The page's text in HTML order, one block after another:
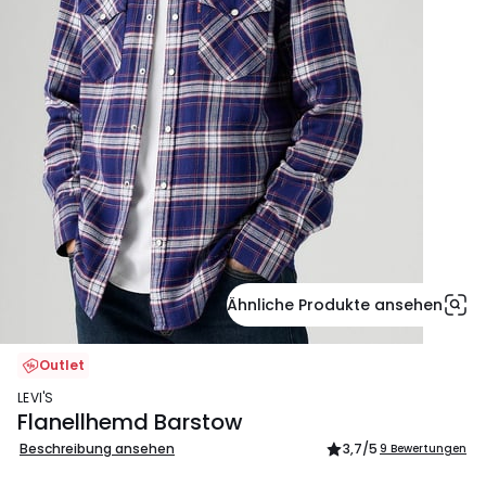
Ähnliche Produkte ansehen
Outlet
LEVI'S
Flanellhemd Barstow
Beschreibung ansehen 3,7/5 9 Bewertungen